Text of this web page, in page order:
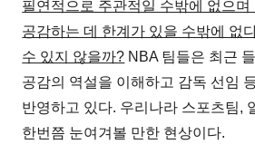
필연적으로 주관적일 수밖에 없으며
공감하는 데 한계가 있을 수밖에 없
수 있지 않을까? NBA 팀들은 최근
공감의 역설을 이해하고 감독 선임
반영하고 있다. 우리나라 스포츠팀,
한번쯤 눈여겨볼 만한 현상이다.